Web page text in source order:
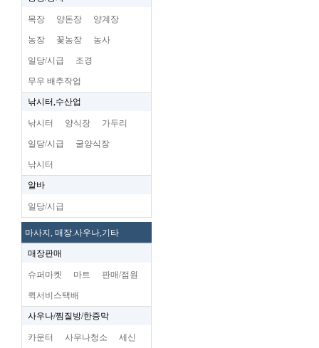
목장 양돈장 양계장
농장 꽃농장 농사
일당/시급 조경
무우 배추작업
낚시터,수산업
낚시터 양식장 가두리
일당/시급 굴양식장
낚시터
알바
일당/시급
마사지, 매장.사우나,기타
매장판매
슈퍼마켓 마트 판매/점원
퀵서비스택배
사우나/찜질방/한증막
카운터 사우나청소 세신